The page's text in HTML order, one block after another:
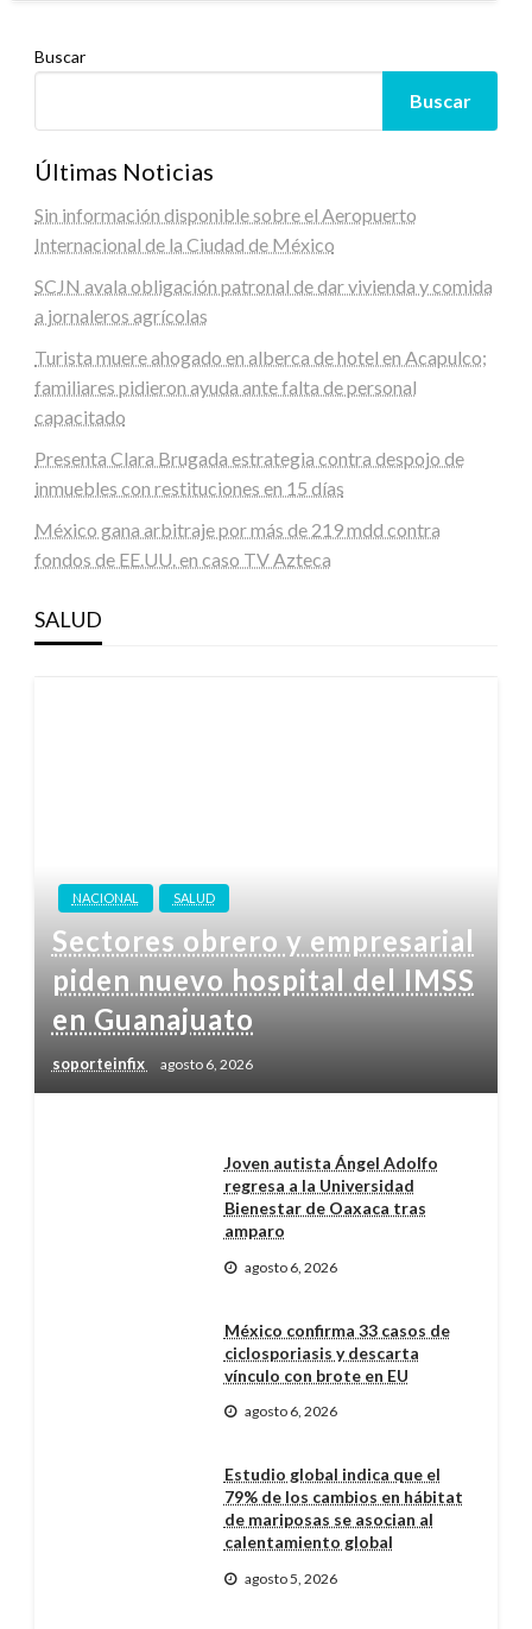
Buscar
Buscar
Últimas Noticias
Sin información disponible sobre el Aeropuerto
Internacional de la Ciudad de México
SCJN avala obligación patronal de dar vivienda y comida
a jornaleros agrícolas
Turista muere ahogado en alberca de hotel en Acapulco;
familiares pidieron ayuda ante falta de personal
capacitado
Presenta Clara Brugada estrategia contra despojo de
inmuebles con restituciones en 15 días
México gana arbitraje por más de 219 mdd contra
fondos de EE.UU. en caso TV Azteca
SALUD
NACIONAL SALUD
Sectores obrero y empresarial
piden nuevo hospital del IMSS
en Guanajuato
soporteinfix agosto 6, 2026
Joven autista Ángel Adolfo
regresa a la Universidad
Bienestar de Oaxaca tras
amparo
agosto 6, 2026
México confirma 33 casos de
ciclosporiasis y descarta
vínculo con brote en EU
agosto 6, 2026
Estudio global indica que el
79% de los cambios en hábitat
de mariposas se asocian al
calentamiento global
agosto 5, 2026